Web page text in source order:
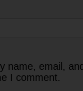
name, email,
I comment.